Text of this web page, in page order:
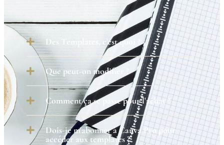
Des Templates, c'est quoi ?
Que peut-on modifier ?
Comment ça se passe pour l'achat ?
Dois-je m'abonner à Canva Pro pour
accéder aux templates ?